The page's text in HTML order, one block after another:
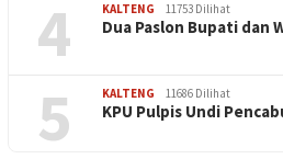
4 KALTENG 11753 Dilihat
Dua Paslon Bupati dan
5 KALTENG 11686 Dilihat
KPU Pulpis Undi